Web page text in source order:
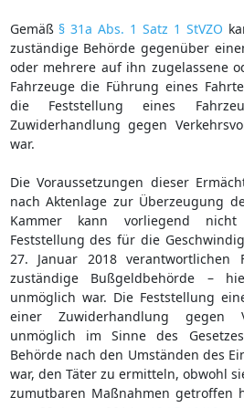
Gemäß § 31a Abs. 1 Satz 1 StVZO
zuständige Behörde gegenüber
oder mehrere auf ihn zugelassene
Fahrzeuge die Führung eines
die Feststellung eines
Zuwiderhandlung gegen
war.
Die Voraussetzungen dieser
nach Aktenlage zur Überzeugung
Kammer kann vorliegend
Feststellung des für die
27. Januar 2018 verantwortlichen
zuständige Bußgeldbehörde –
unmöglich war. Die Feststellung
einer Zuwiderhandlung gegen
unmöglich im Sinne des
Behörde nach den Umständen des
war, den Täter zu ermitteln, obwohl
zumutbaren Maßnahmen getroffen